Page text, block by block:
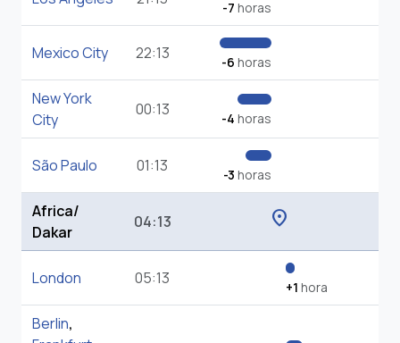
-7 horas
Mexico City 22:13 -6 horas
New York
City
00:13 -4 horas
São Paulo 01:13 -3 horas
Africa/
Dakar
04:13 location_on
London 05:13 +1 hora
Berlin,